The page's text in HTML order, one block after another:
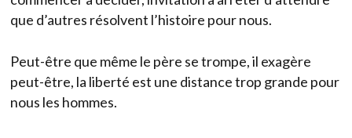
que d’autres résolvent l’histoire pour nous.
Peut-être que même le père se trompe, il exagère
peut-être, la liberté est une distance trop grande pour
nous les hommes.